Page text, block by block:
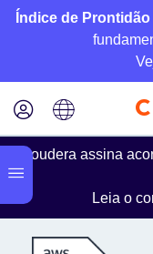
Índice de
Cloudera assina
Leia o